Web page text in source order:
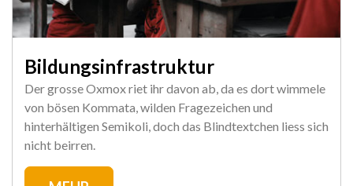
Bildungsinfrastruktur
Der grosse Oxmox riet ihr davon ab, da es dort wimmele
von bösen Kommata, wilden Fragezeichen und
hinterhältigen Semikoli, doch das Blindtextchen liess sich
nicht beirren.